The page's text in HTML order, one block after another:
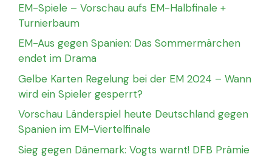
EM-Spiele – Vorschau aufs EM-Halbfinale +
Turnierbaum
EM-Aus gegen Spanien: Das Sommermärchen
endet im Drama
Gelbe Karten Regelung bei der EM 2024 – Wann
wird ein Spieler gesperrt?
Vorschau Länderspiel heute Deutschland gegen
Spanien im EM-Viertelfinale
Sieg gegen Dänemark: Vogts warnt! DFB Prämie